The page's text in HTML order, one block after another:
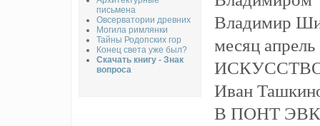
письмена
Овсерватории древних
Могила римлянки
Тайны Родопских гор
Конец света уже был?
Скачать книгу - Знак
вопроса
Владимир
месяц апрель
Иван
В ПОНТ